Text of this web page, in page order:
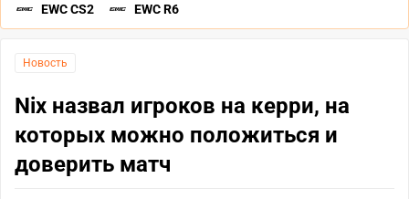
EWC CS2 EWC R6
Новость
Nix назвал игроков на керри, на
которых можно положиться и
доверить матч